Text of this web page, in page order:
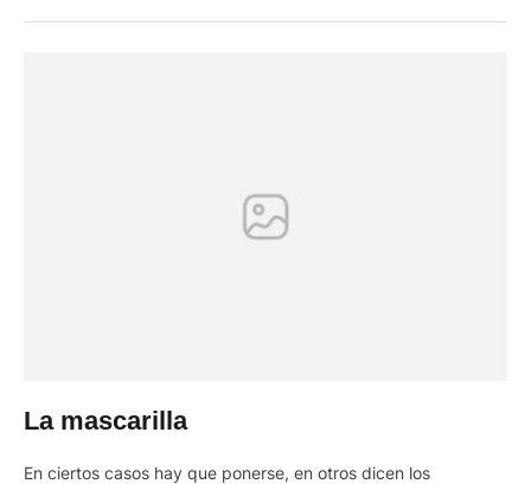
La mascarilla
En ciertos casos hay que ponerse, en otros dicen los